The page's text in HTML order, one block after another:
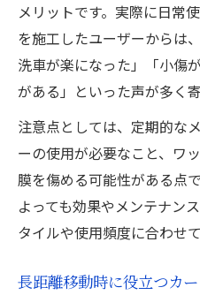
メリットです。実際に日常
を施工したユーザーからは
洗車が楽になった」「小傷
がある」といった声が多く
注意点としては、定期的な
ーの使用が必要なこと、ワ
膜を傷める可能性がある点
よっても効果やメンテナン
タイルや使用頻度に合わせ
長距離移動時に役立つカ